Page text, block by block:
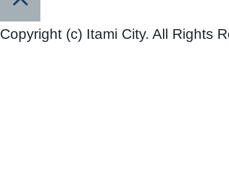
Copyright (c) Itami City. All Rights